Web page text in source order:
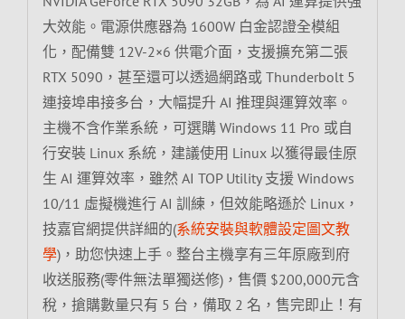
大效能。電源供應器為 1600W 白金認證全模組
化，配備雙 12V-2×6 供電介面，支援擴充第二張
RTX 5090，甚至還可以透過網路或 Thunderbolt 5
連接埠串接多台，大幅提升 AI 推理與運算效率。
主機不含作業系統，可選購 Windows 11 Pro 或自
行安裝 Linux 系統，建議使用 Linux 以獲得最佳原
生 AI 運算效率，雖然 AI TOP Utility 支援 Windows
10/11 虛擬機進行 AI 訓練，但效能略遜於 Linux，
技嘉官網提供詳細的(系統安裝與軟體設定圖文教
學)，助您快速上手。整台主機享有三年原廠到府
收送服務(零件無法單獨送修)，售價 $200,000元含
稅，搶購數量只有 5 台，備取 2 名，售完即止！有